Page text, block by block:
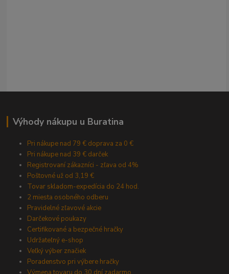
Výhody nákupu u Buratina
Pri nákupe nad 79 € doprava za 0 €
Pri nákupe nad 39 € darček
Registrovaní zákazníci - zľava od 4%
Poštovné už od 3,19 €
Tovar skladom-expedícia do 24 hod.
2 miesta osobného odberu
Pravidelné zľavové akcie
Darčekové poukazy
Certifikované a bezpečné hračky
Udržateľný e-shop
Veľký výber značiek
Poradenstvo pri výbere hračky